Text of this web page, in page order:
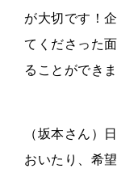
が大切です！
てくださった
ることができ
（坂本さん）
おいたり、 希